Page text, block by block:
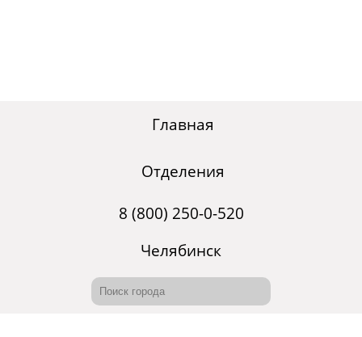
Главная
Отделения
8 (800) 250-0-520
Челябинск